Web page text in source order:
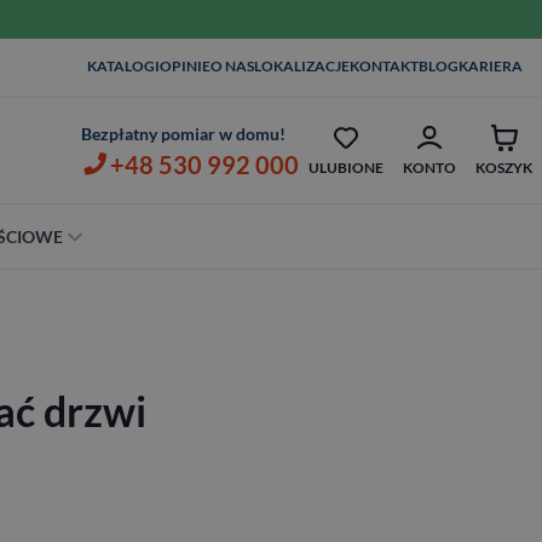
OPIEKA SERWISOWA AŻ 7 LAT
WIZYTA I POMIAR W
ZŁ
KATALOGIOPINIEO NASLOKALIZACJEKONTAKTBLOGKARIERA
Bezpłatny pomiar w domu!
+48 530 992 000 ULUBIONE KONTO KOSZYK
drzwi